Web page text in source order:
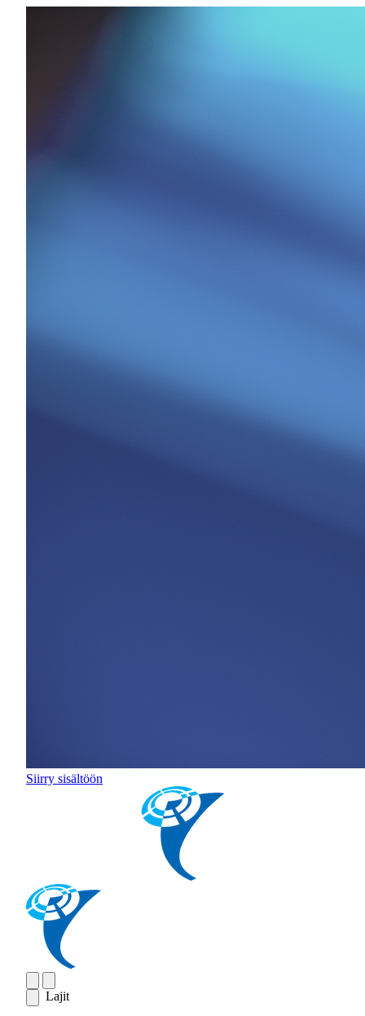
Siirry sisältöön
Lajit